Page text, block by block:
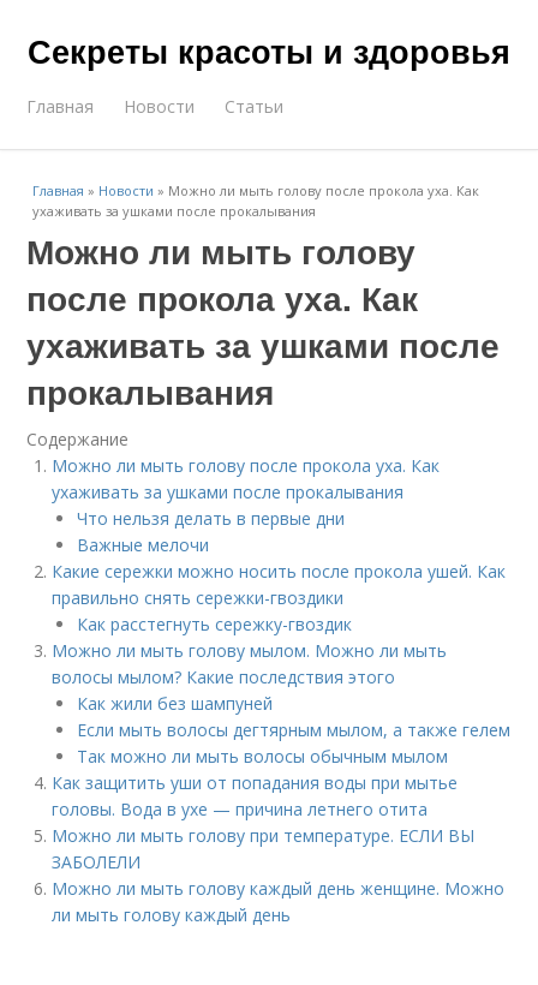
Секреты красоты и здоровья
Главная Новости Статьи
Главная » Новости » Можно ли мыть голову после прокола уха. Как
ухаживать за ушками после прокалывания
Можно ли мыть голову
после прокола уха. Как
ухаживать за ушками после
прокалывания
Содержание
Можно ли мыть голову после прокола уха. Как
ухаживать за ушками после прокалывания
Что нельзя делать в первые дни
Важные мелочи
Какие сережки можно носить после прокола ушей. Как
правильно снять сережки-гвоздики
Как расстегнуть сережку-гвоздик
Можно ли мыть голову мылом. Можно ли мыть
волосы мылом? Какие последствия этого
Как жили без шампуней
Если мыть волосы дегтярным мылом, а также гелем
Так можно ли мыть волосы обычным мылом
Как защитить уши от попадания воды при мытье
головы. Вода в ухе — причина летнего отита
Можно ли мыть голову при температуре. ЕСЛИ ВЫ
ЗАБОЛЕЛИ
Можно ли мыть голову каждый день женщине. Можно
ли мыть голову каждый день